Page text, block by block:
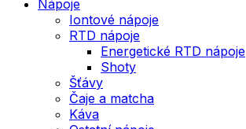
Nápoje
Iontové nápoje
RTD nápoje
Energetické RTD nápoje
Shoty
Šťávy
Čaje a matcha
Káva